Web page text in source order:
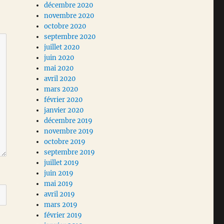
décembre 2020
novembre 2020
octobre 2020
septembre 2020
juillet 2020
juin 2020
mai 2020
avril 2020
mars 2020
février 2020
janvier 2020
décembre 2019
novembre 2019
octobre 2019
septembre 2019
juillet 2019
juin 2019
mai 2019
avril 2019
mars 2019
février 2019